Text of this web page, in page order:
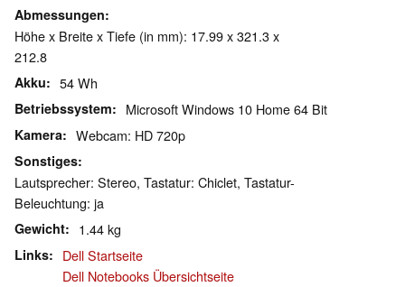
Abmessungen
Höhe x Breite x Tiefe (in mm): 17.99 x 321.3 x
212.8
Akku 54 Wh
Betriebssystem Microsoft Windows 10 Home 64 Bit
Kamera Webcam: HD 720p
Sonstiges
Lautsprecher: Stereo, Tastatur: Chiclet, Tastatur-
Beleuchtung: ja
Gewicht 1.44 kg
Links
Dell Startseite
Dell Notebooks Übersichtseite